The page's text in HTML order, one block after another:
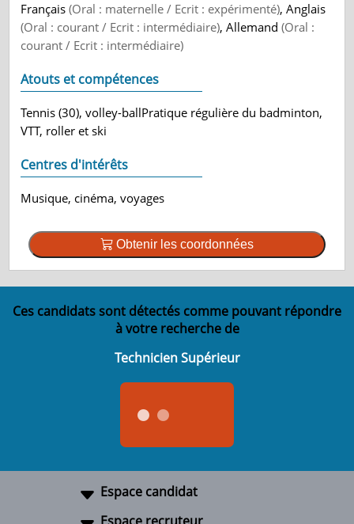
Français(Oral : maternelle / Ecrit : expérimenté), Anglais
(Oral : courant / Ecrit : intermédiaire), Allemand(Oral :
courant / Ecrit : intermédiaire)
Atouts et compétences
Tennis (30), volley-ballPratique régulière du badminton,
VTT, roller et ski
Centres d'intérêts
Musique, cinéma, voyages
Obtenir les coordonnées
Ces candidats sont détectés comme pouvant répondre
à votre recherche de
Technicien Supérieur
Espace candidat